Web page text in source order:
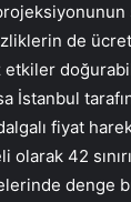
de
etkiler
İstanbul
fiyat
olarak 42
denge